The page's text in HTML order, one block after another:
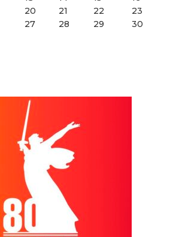
20 21 22
23
27 28 29
30